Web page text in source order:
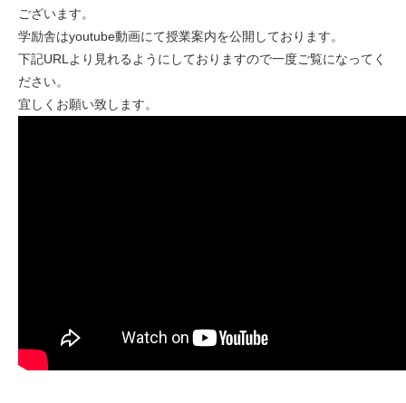
ございます。
学励舎はyoutube動画にて授業案内を公開しております。
下記URLより見れるようにしておりますので一度ご覧になってく
ださい。
宜しくお願い致します。